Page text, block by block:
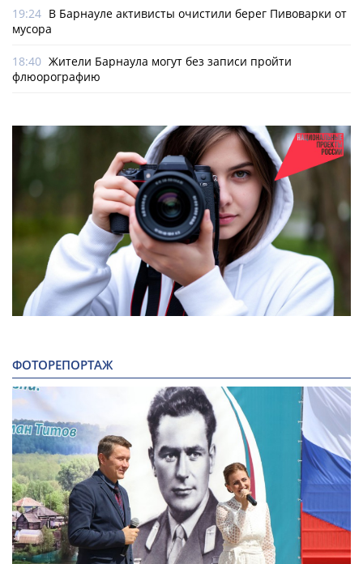
19:24 В Барнауле активисты очистили берег Пивоварки от
мусора
18:40 Жители Барнаула могут без записи пройти
флюорографию
ФОТОРЕПОРТАЖ